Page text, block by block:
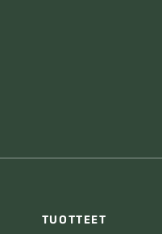
TUOTTEET